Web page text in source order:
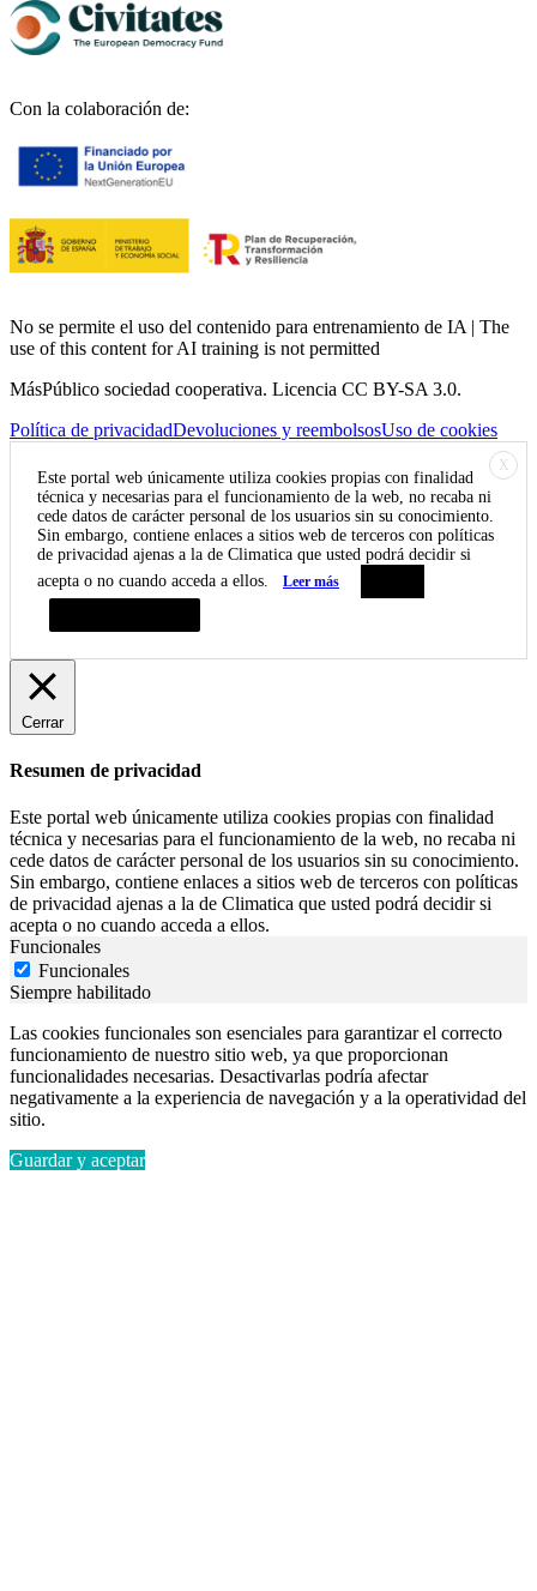
Con la colaboración de:
No se permite el uso del contenido para entrenamiento de IA | The
use of this content for AI training is not permitted
MásPúblico sociedad cooperativa. Licencia CC BY-SA 3.0.
Política de privacidadDevoluciones y reembolsosUso de cookies
X
Este portal web únicamente utiliza cookies propias con finalidad
técnica y necesarias para el funcionamiento de la web, no recaba ni
cede datos de carácter personal de los usuarios sin su conocimiento.
Sin embargo, contiene enlaces a sitios web de terceros con políticas
de privacidad ajenas a la de Climatica que usted podrá decidir si
acepta o no cuando acceda a ellos.
Leer más
Cerrar
Resumen de privacidad
Este portal web únicamente utiliza cookies propias con finalidad
técnica y necesarias para el funcionamiento de la web, no recaba ni
cede datos de carácter personal de los usuarios sin su conocimiento.
Sin embargo, contiene enlaces a sitios web de terceros con políticas
de privacidad ajenas a la de Climatica que usted podrá decidir si
acepta o no cuando acceda a ellos.
Funcionales
Funcionales
Siempre habilitado
Las cookies funcionales son esenciales para garantizar el correcto
funcionamiento de nuestro sitio web, ya que proporcionan
funcionalidades necesarias. Desactivarlas podría afectar
negativamente a la experiencia de navegación y a la operatividad del
sitio.
Guardar y aceptar